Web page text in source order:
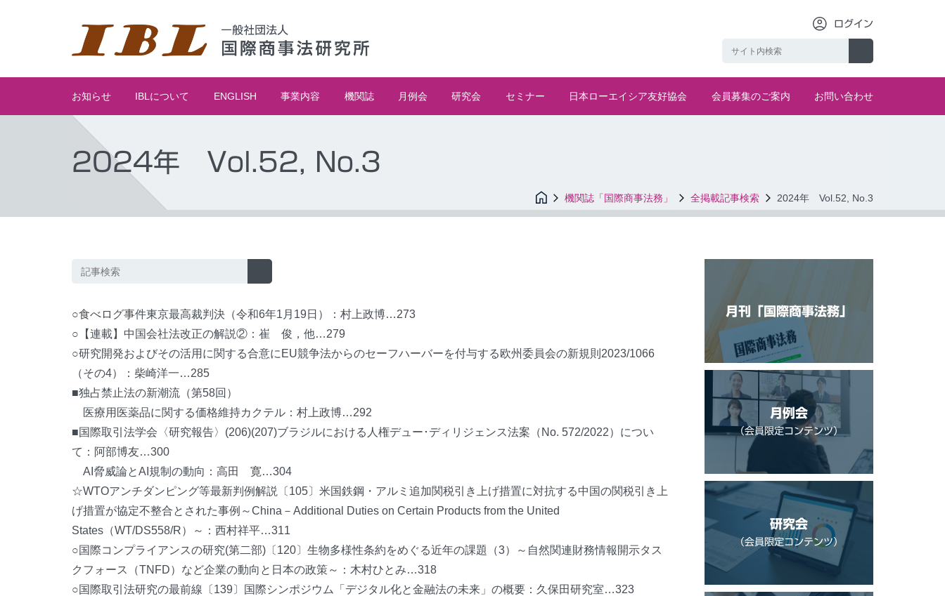
ログイン
お知らせ IBLについて ENGLISH 事業内容 機関誌 月例会 研究会 セミナー 日本ローエイシア友好協会 会員募集のご案内 お問い合わせ
2024年 Vol.52, No.3
機関誌「国際商事法務」 全掲載記事検索 2024年 Vol.52, No.3
○食べログ事件東京最高裁判決（令和6年1月19日）：村上政博…273
○【連載】中国会社法改正の解説②：崔 俊，他…279
○研究開発およびその活用に関する合意にEU競争法からのセーフハーバーを付与する欧州委員会の新規則2023/1066
（その4）：柴崎洋一…285
■独占禁止法の新潮流（第58回）
医療用医薬品に関する価格維持カクテル：村上政博…292
■国際取引法学会〈研究報告〉(206)(207)ブラジルにおける人権デュー･ディリジェンス法案（No. 572/2022）につい
て：阿部博友…300
AI脅威論とAI規制の動向：高田 寛…304
☆WTOアンチダンピング等最新判例解説〔105〕米国鉄鋼・アルミ追加関税引き上げ措置に対抗する中国の関税引き上
げ措置が協定不整合とされた事例～China－Additional Duties on Certain Products from the United
States（WT/DS558/R）～：西村祥平…311
○国際コンプライアンスの研究(第二部)〔120〕生物多様性条約をめぐる近年の課題（3）～自然関連財務情報開示タス
クフォース（TNFD）など企業の動向と日本の政策～：木村ひとみ…318
○国際取引法研究の最前線〔139〕国際シンポジウム「デジタル化と金融法の未来」の概要：久保田研究室…323
月刊「国際商事法務」
月例会
（会員限定コンテンツ）
研究会
（会員限定コンテンツ）